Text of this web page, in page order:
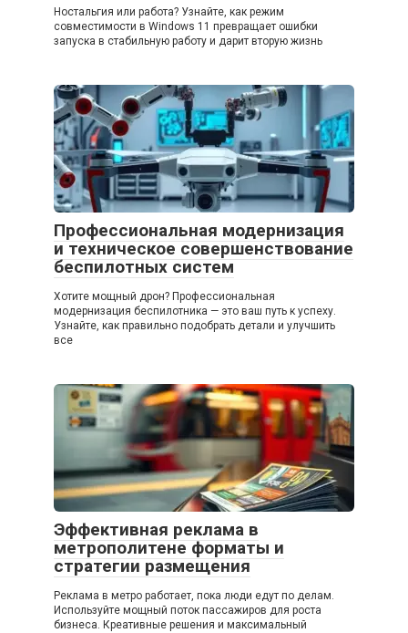
Ностальгия или работа? Узнайте, как режим
совместимости в Windows 11 превращает ошибки
запуска в стабильную работу и дарит вторую жизнь
Профессиональная модернизация
и техническое совершенствование
беспилотных систем
Хотите мощный дрон? Профессиональная
модернизация беспилотника — это ваш путь к успеху.
Узнайте, как правильно подобрать детали и улучшить
все
Эффективная реклама в
метрополитене форматы и
стратегии размещения
Реклама в метро работает, пока люди едут по делам.
Используйте мощный поток пассажиров для роста
бизнеса. Креативные решения и максимальный